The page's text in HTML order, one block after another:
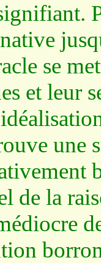
se
et leur
une
de la